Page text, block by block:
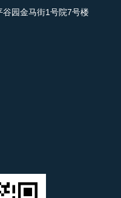
园金马街1号院7号楼